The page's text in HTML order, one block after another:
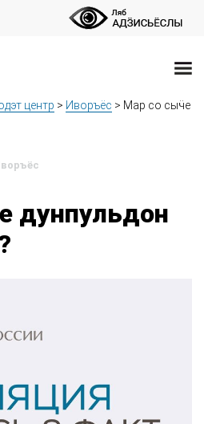
центр > Иворъёс > Мар со сыӵе
дунпульдон